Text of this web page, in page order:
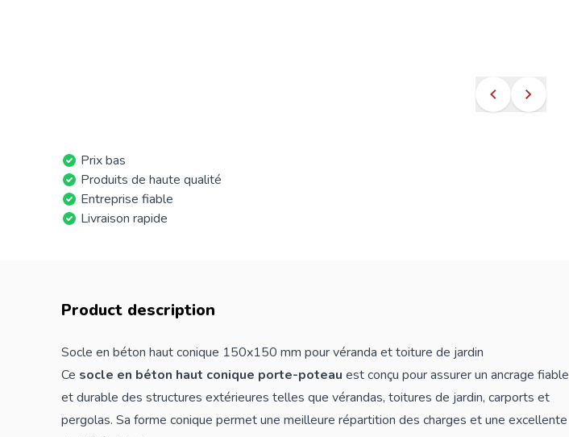
Prix bas
Produits de haute qualité
Entreprise fiable
Livraison rapide
Product description
Socle en béton haut conique 150x150 mm pour véranda et toiture de jardin
Ce socle en béton haut conique porte-poteau est conçu pour assurer un ancrage fiable
et durable des structures extérieures telles que vérandas, toitures de jardin, carports et
pergolas. Sa forme conique permet une meilleure répartition des charges et une excellente